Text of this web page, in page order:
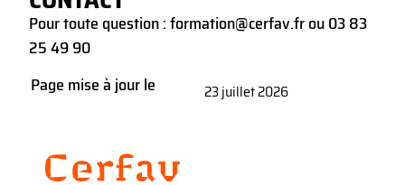
Pour toute question :formation@cerfav.frou03 83
25 49 90
Page mise à jour le
23 juillet 2026